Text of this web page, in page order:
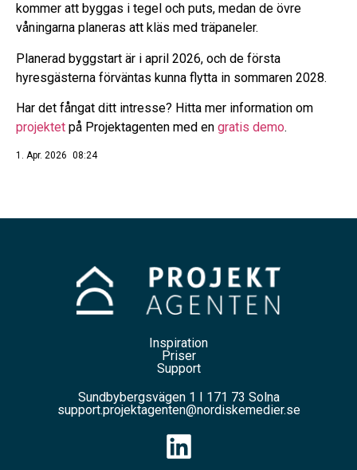
kommer att byggas i tegel och puts, medan de övre
våningarna planeras att kläs med träpaneler.
Planerad byggstart är i april 2026, och de första
hyresgästerna förväntas kunna flytta in sommaren 2028.
Har det fångat ditt intresse? Hitta mer information om
projektet på Projektagenten med en gratis demo.
1. Apr. 2026 08:24
Inspiration
Priser
Support
Sundbybergsvägen 1 I 171 73 Solna
support.projektagenten@nordiskemedier.se